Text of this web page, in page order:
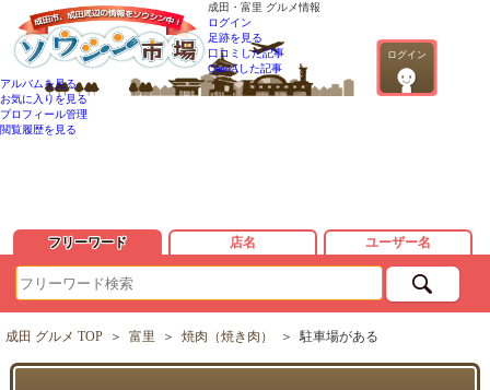
成田・富里 グルメ情報
ログイン
ログイン
足跡を見る
口コミした記事
QandAした記事
アルバムを見る
お気に入りを見る
プロフィール管理
閲覧履歴を見る
フリーワード 店名 ユーザー名
成田 グルメ TOP ＞ 富里 ＞ 焼肉（焼き肉） ＞駐車場がある